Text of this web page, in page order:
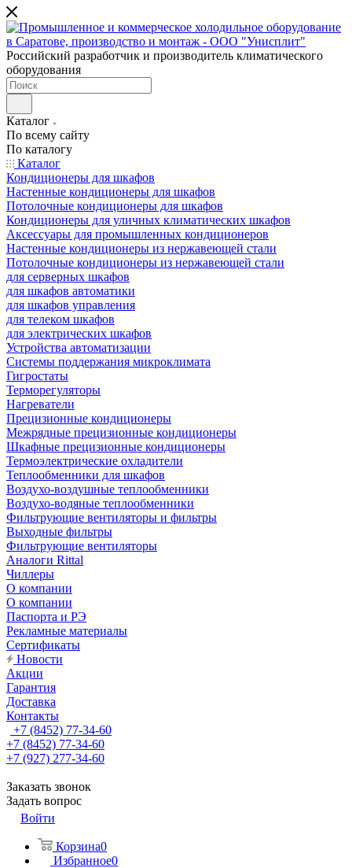
Российский разработчик и производитель климатического
оборудования
Каталог
По всему сайту
По каталогу
Каталог
Кондиционеры для шкафов
Настенные кондиционеры для шкафов
Потолочные кондиционеры для шкафов
Кондиционеры для уличных климатических шкафов
Аксессуары для промышленных кондиционеров
Настенные кондиционеры из нержавеющей стали
Потолочные кондиционеры из нержавеющей стали
для серверных шкафов
для шкафов автоматики
для шкафов управления
для телеком шкафов
для электрических шкафов
Устройства автоматизации
Системы поддержания микроклимата
Гигростаты
Терморегуляторы
Нагреватели
Прецизионные кондиционеры
Mежрядные прецизионные кондиционеры
Шкафные прецизионные кондиционеры
Термоэлектрические охладители
Теплообменники для шкафов
Воздухо-воздушные теплообменники
Воздухо-водяные теплообменники
Фильтрующие вентиляторы и фильтры
Выходные фильтры
Фильтрующие вентиляторы
Аналоги Rittal
Чиллеры
О компании
О компании
Паспорта и РЭ
Рекламные материалы
Сертификаты
Новости
Акции
Гарантия
Доставка
Контакты
+7 (8452) 77-34-60
+7 (8452) 77-34-60
+7 (927) 277-34-60
Заказать звонок
Задать вопрос
Войти
Корзина0
Избранное0